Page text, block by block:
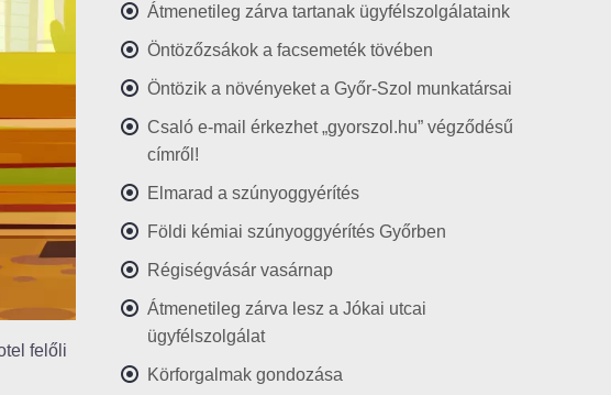
felőli
Átmenetileg zárva tartanak ügyfélszolgálataink
Öntözőzsákok a facsemeték tövében
Öntözik a növényeket a Győr-Szol munkatársai
Csaló e-mail érkezhet „gyorszol.hu” végződésű
címről!
Elmarad a szúnyoggyérítés
Földi kémiai szúnyoggyérítés Győrben
Régiségvásár vasárnap
Átmenetileg zárva lesz a Jókai utcai
ügyfélszolgálat
Körforgalmak gondozása